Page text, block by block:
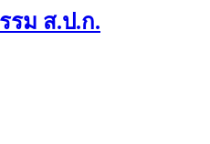
รม ส.ป.ก.